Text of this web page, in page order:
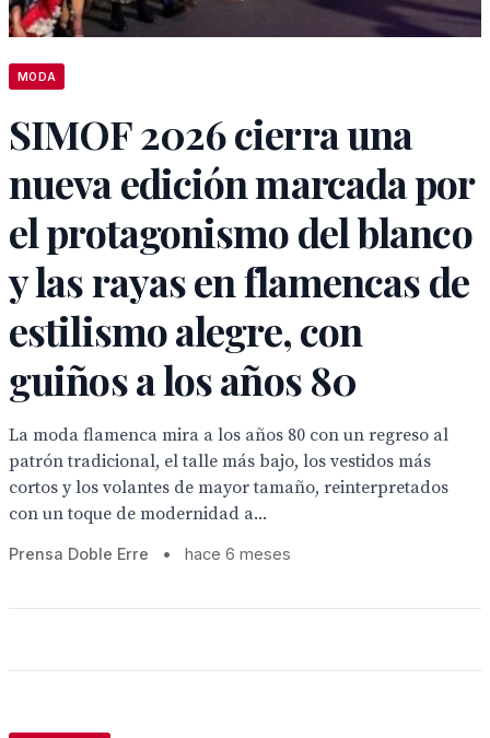
MODA
SIMOF 2026 cierra una
nueva edición marcada por
el protagonismo del blanco
y las rayas en flamencas de
estilismo alegre, con
guiños a los años 80
La moda flamenca mira a los años 80 con un regreso al
patrón tradicional, el talle más bajo, los vestidos más
cortos y los volantes de mayor tamaño, reinterpretados
con un toque de modernidad a...
Prensa Doble Erre • hace 6 meses